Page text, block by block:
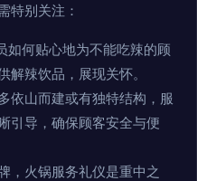
特别关注：
如何贴心地为不能吃辣的顾
辣饮品，展现关怀。
依山而建或有独特结构，服
引导，确保顾客安全与便
，火锅服务礼仪是重中之